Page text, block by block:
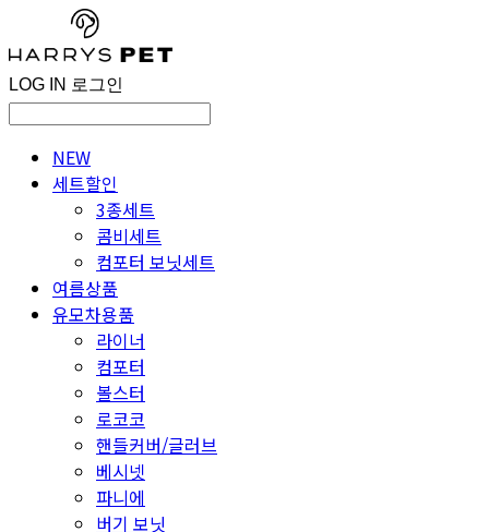
LOG IN 로그인
NEW
세트할인
3종세트
콤비세트
컴포터 보닛세트
여름상품
유모차용품
라이너
컴포터
볼스터
로코코
핸들커버/글러브
베시넷
파니에
버기 보닛